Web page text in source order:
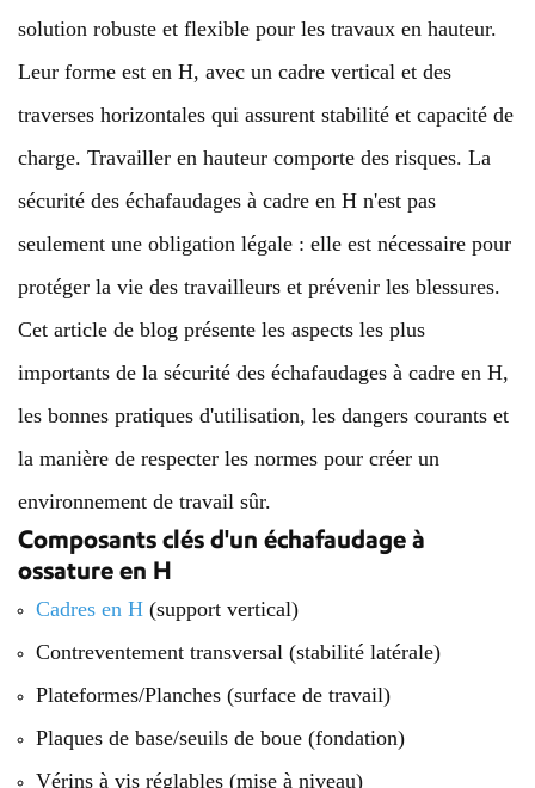
solution robuste et flexible pour les travaux en hauteur.
Leur forme est en H, avec un cadre vertical et des
traverses horizontales qui assurent stabilité et capacité de
charge. Travailler en hauteur comporte des risques. La
sécurité des échafaudages à cadre en H n'est pas
seulement une obligation légale : elle est nécessaire pour
protéger la vie des travailleurs et prévenir les blessures.
Cet article de blog présente les aspects les plus
importants de la sécurité des échafaudages à cadre en H,
les bonnes pratiques d'utilisation, les dangers courants et
la manière de respecter les normes pour créer un
environnement de travail sûr.
Composants clés d'un échafaudage à
ossature en H
Cadres en H (support vertical)
Contreventement transversal (stabilité latérale)
Plateformes/Planches (surface de travail)
Plaques de base/seuils de boue (fondation)
Vérins à vis réglables (mise à niveau)